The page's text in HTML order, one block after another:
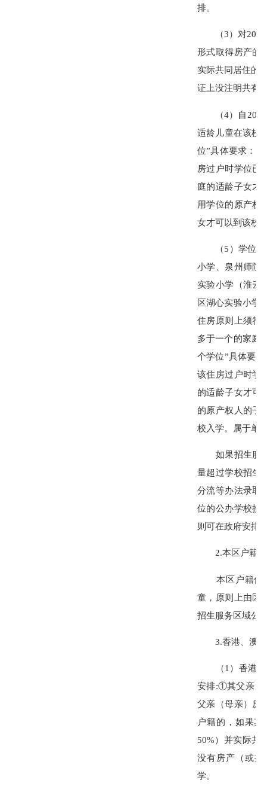
排。
（3）对2021
形式取得房产的
实际共同居住的
证上没注明共有
（4）自2022
适龄儿童在该校
位”具体要求：
房过户时学位已
庭的适龄子女才
用学位的原产权
女才可以到该校
（5）学位紧
小学、泉州师院
实验小学（淮云
区湖心实验小学
住房原则上须符
多于一个的家庭
个学位”具体要
该住房过户时学
的适龄子女才可
的原产权人的子
校入学。属于单
如果招生服务
量超过学校招生
分流等办法录取
位的公办学校接
则可在政府安排
2.本区户籍但
本区户籍但不
童，原则上由区
招生服务区域公
3.香港、澳门
（1）香港和
安排:①其父亲（
父亲（母亲）房
户籍的，如果
50%）并实际共
没有房产（或持
学。